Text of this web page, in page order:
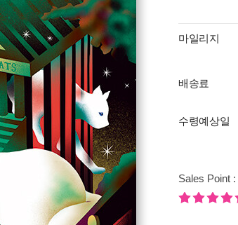
마일리지
배송료
수령예상일
Sales Point :